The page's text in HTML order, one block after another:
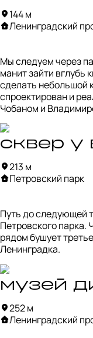
фотосессий.
минималистичный
144 м
Ленинградский
Мы следуем через
манит зайти вглубь
сделать небольшой
спроектирован и
Чобаном и
балансирует между
направления и
Комплекс состоит
перекрестка
Hyatt и ЖК «Царская
Вертикальные
известняком и
дизайн-код
интересно
авангарда, ар-деко
сквер у
213 м
Петровский парк
Путь до следующей
Петровского парка.
рядом бушует
Ленинградка.
музей
252 м
Ленинградский